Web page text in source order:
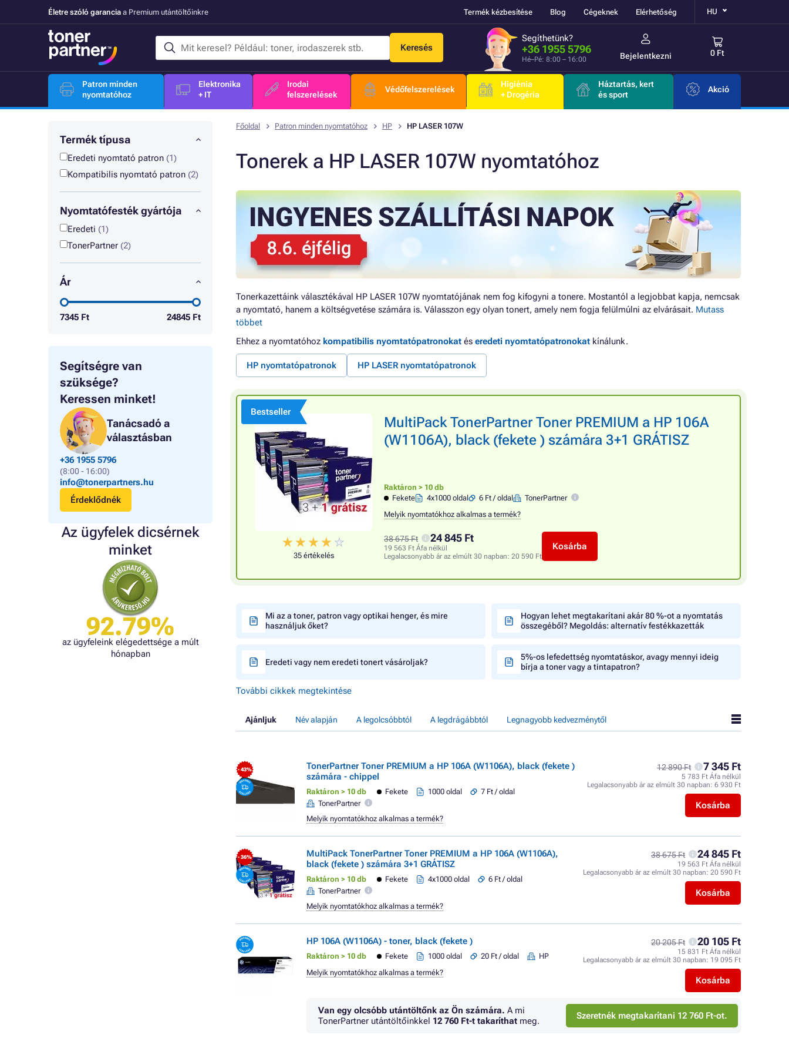
Életre szóló garancia a Premium utántöltőinkre Termék kézbesítése Blog Cégeknek Elérhetőség HU
Keresés
Segíthetünk?
+36 1955 5796
Hé–Pé: 8:00 – 16:00 Bejelentkezni 0 Ft
Patron minden
nyomtatóhoz
Elektronika
+ IT
Irodai
felszerelések
Védőfelszerelések
Higiénia
+ Drogéria
Háztartás, kert
és sport
Akció
Termék típusa
Eredeti nyomtató patron (1)
Kompatibilis nyomtató patron (2)
Nyomtatófesték gyártója
Eredeti (1)
TonerPartner (2)
Ár
7345 Ft 24845 Ft
Segítségre van
szüksége?
Keressen minket!
Tanácsadó a
választásban
+36 1955 5796
(8:00 - 16:00)
info@tonerpartners.hu
Érdeklődnék
Az ügyfelek dicsérnek
minket
92.79%
az ügyfeleink elégedettsége a múlt
hónapban
Főoldal Patron minden nyomtatóhoz HP HP LASER 107W
Tonerek a HP LASER 107W nyomtatóhoz
Tonerkazettáink választékával HP LASER 107W nyomtatójának nem fog kifogyni a tonere. Mostantól a legjobbat kapja, nemcsak
a nyomtató, hanem a költségvetése számára is. Válasszon egy olyan tonert, amely nem fogja felülmúlni az elvárásait. Mutass
többet
Ehhez a nyomtatóhoz kompatibilis nyomtatópatronokat és eredeti nyomtatópatronokat kínálunk.
HP nyomtatópatronok HP LASER nyomtatópatronok
Bestseller
35 értékelés
MultiPack TonerPartner Toner PREMIUM a HP 106A
(W1106A), black (fekete ) számára 3+1 GRÁTISZ
Raktáron > 10 db
Fekete
4x1000 oldal 6 Ft / oldal
TonerPartner
Melyik nyomtatókhoz alkalmas a termék?
38 675 Ft 24 845 Ft
19 563 Ft Áfa nélkül
Legalacsonyabb ár az elmúlt 30 napban: 20 590 Ft
Kosárba
Mi az a toner, patron vagy optikai henger, és mire
használjuk őket?
Hogyan lehet megtakarítani akár 80 %-ot a nyomtatás
összegéből? Megoldás: alternatív festékkazetták
Eredeti vagy nem eredeti tonert vásároljak?
5%-os lefedettség nyomtatáskor, avagy mennyi ideig
bírja a toner vagy a tintapatron?
További cikkek megtekintése
Ajánljuk Név alapján A legolcsóbbtól A legdrágábbtól Legnagyobb kedvezménytől
- 43%
TonerPartner Toner PREMIUM a HP 106A (W1106A), black (fekete )
számára - chippel
Raktáron > 10 db Fekete 1000 oldal
7 Ft / oldal
TonerPartner
12 890 Ft 7 345 Ft
5 783 Ft Áfa nélkül
Legalacsonyabb ár az elmúlt 30 napban: 6 930 Ft
Kosárba
Melyik nyomtatókhoz alkalmas a termék?
- 36%
MultiPack TonerPartner Toner PREMIUM a HP 106A (W1106A),
black (fekete ) számára 3+1 GRÁTISZ
Raktáron > 10 db Fekete 4x1000 oldal
6 Ft / oldal
TonerPartner
38 675 Ft 24 845 Ft
19 563 Ft Áfa nélkül
Legalacsonyabb ár az elmúlt 30 napban: 20 590 Ft
Kosárba
Melyik nyomtatókhoz alkalmas a termék?
HP 106A (W1106A) - toner, black (fekete )
Raktáron > 10 db Fekete 1000 oldal 20 Ft / oldal HP
20 205 Ft 20 105 Ft
15 831 Ft Áfa nélkül
Legalacsonyabb ár az elmúlt 30 napban: 19 095 Ft
Kosárba
Melyik nyomtatókhoz alkalmas a termék?
Van egy olcsóbb utántöltőnk az Ön számára. A mi
TonerPartner utántöltőinkkel 12 760 Ft-t takaríthat meg. Szeretnék megtakarítani 12 760 Ft-ot.